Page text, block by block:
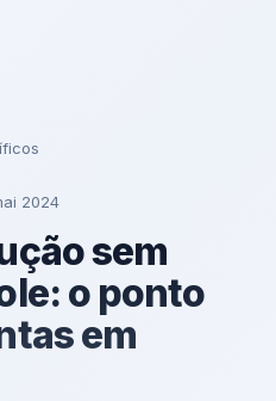
2024
sem
o ponto
em